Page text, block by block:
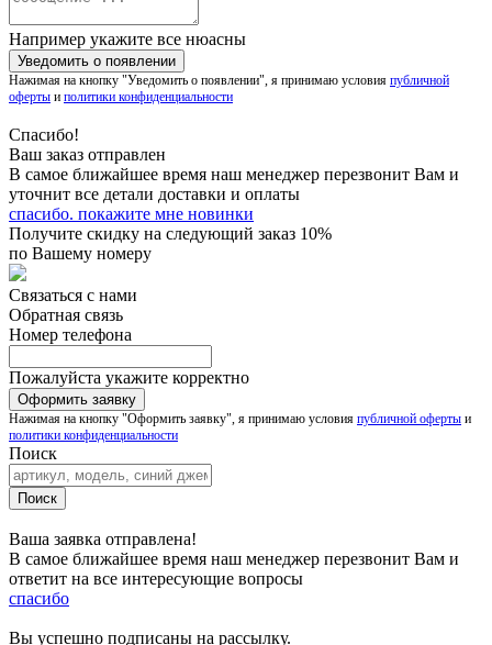
Например укажите все нюасны
Нажимая на кнопку "Уведомить о появлении", я принимаю условия публичной
оферты и политики конфиденциальности
Спасибо!
Ваш заказ отправлен
В самое ближайшее время наш менеджер перезвонит Вам и
уточнит все детали доставки и оплаты
спасибо. покажите мне новинки
Получите скидку на следующий заказ 10%
по Вашему номеру
Связаться с нами
Обратная связь
Номер телефона
Пожалуйста укажите корректно
Нажимая на кнопку "Оформить заявку", я принимаю условия публичной оферты и
политики конфиденциальности
Поиск
Ваша заявка отправлена!
В самое ближайшее время наш менеджер перезвонит Вам и
ответит на все интересующие вопросы
спасибо
Вы успешно подписаны на рассылку.